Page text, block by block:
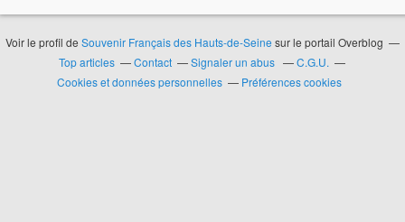
Voir le profil de Souvenir Français des Hauts-de-Seine sur le portail Overblog
Top articles
Contact Signaler un abus
C.G.U.
Cookies et données personnelles
Préférences cookies